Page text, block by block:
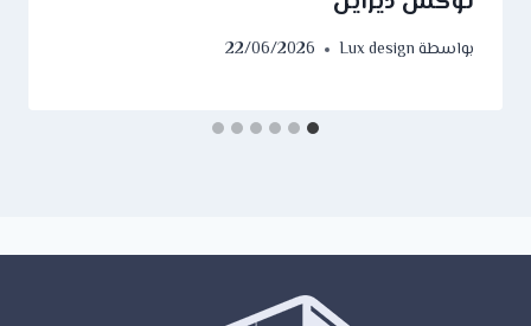
بواسطةLux design
22/06/2026